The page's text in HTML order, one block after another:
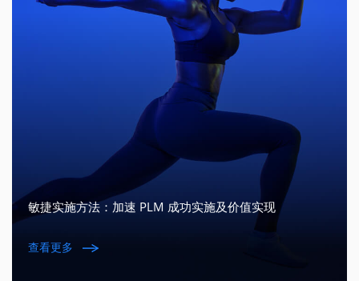
敏捷实施方法：加速 PLM 成功实施及价值实现
查看更多